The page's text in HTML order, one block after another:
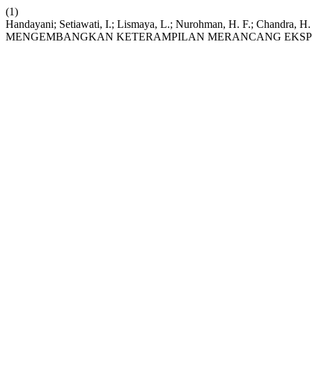
(1)
Handayani; Setiawati, I.; Lismaya, L.; Nurohman, H. F.;
MENGEMBANGKAN KETERAMPILAN MERANCANG